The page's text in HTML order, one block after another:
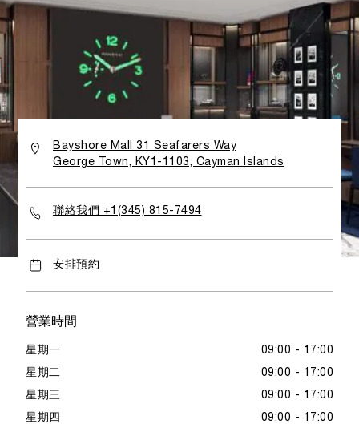
Bayshore Mall 31 Seafarers Way
George Town, KY1-1103, Cayman Islands
聯絡我們 +1(345) 815-7494
安排預約
營業時間
星期一 09:00 - 17:00
星期二 09:00 - 17:00
星期三 09:00 - 17:00
星期四 09:00 - 17:00